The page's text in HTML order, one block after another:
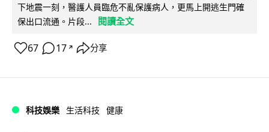
下地震一刻，醫護人員臨危不亂保護病人，更馬上開逃生門確
保出口流通。片段...
閱讀全文
67 17 ↗ 分享
科技娛樂 生活科技 健康